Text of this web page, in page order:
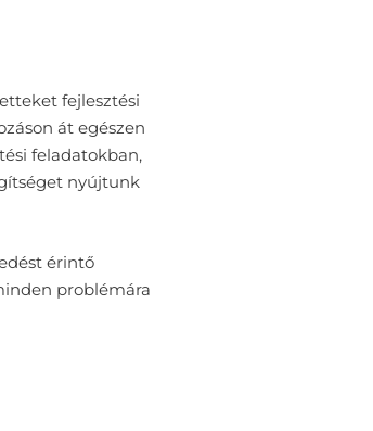
fejlesztési
át egészen
feladatokban,
nyújtunk
érintő
problémára